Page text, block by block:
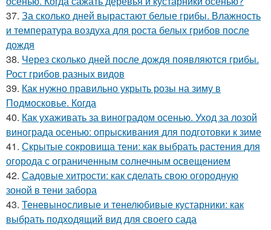
37. За сколько дней вырастают белые грибы. Влажность
и температура воздуха для роста белых грибов после
дождя
38. Через сколько дней после дождя появляются грибы.
Рост грибов разных видов
39. Как нужно правильно укрыть розы на зиму в
Подмосковье. Когда
40. Как ухаживать за виноградом осенью. Уход за лозой
винограда осенью: опрыскивания для подготовки к зиме
41. Скрытые сокровища тени: как выбрать растения для
огорода с ограниченным солнечным освещением
42. Садовые хитрости: как сделать свою огородную
зоной в тени забора
43. Теневыносливые и тенелюбивые кустарники: как
выбрать подходящий вид для своего сада